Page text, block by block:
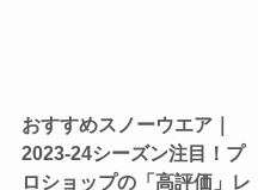
おすすめスノーウエア｜
2023-24シーズン注目！プ
ロショップの「高評価」レ